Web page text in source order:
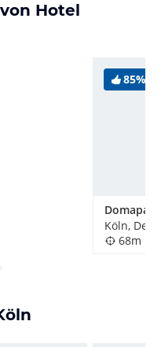
Hotel
85%
Köln,
68m